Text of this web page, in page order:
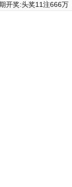
开奖:头奖11注666万